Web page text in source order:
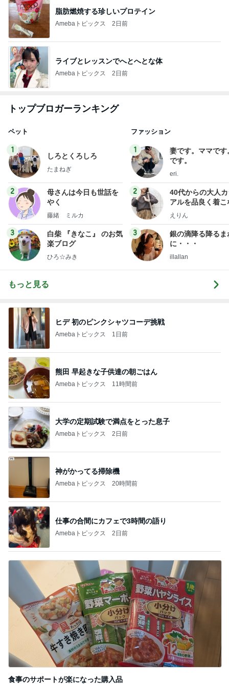
脂肪燃焼する珍しいプロテイン
Amebaトピックス 2日前
ライブとレッスンでへとへとな体
Amebaトピックス 2日前
トップブロガーランキング
ペット
1
しろとくろしろ
たまねぎ
2
母さんは今日も世話を
やく
藤緒 ミルカ
3
白柴 『きなこ』 のお気
楽ブログ
ひろ☆みき
ファッション
1
妻です。ママです
です。
eri.
2
40代からの大人
アルを品良く着こ
ファッションブロ
えりん
3
銀の滴降る降るま
に・・・
illallan
もっと見る
ヒデ 初のピンクシャツコーデ挑戦
Amebaトピックス 1日前
熊田 早起きな子供達の朝ごはん
Amebaトピックス 11時間前
大学の定期試験で満点をとった息子
Amebaトピックス 2日前
神がかってる掃除機
Amebaトピックス 20時間前
仕事の合間にカフェで3時間の語り
Amebaトピックス 2日前
食事のサポートが楽になった購入品